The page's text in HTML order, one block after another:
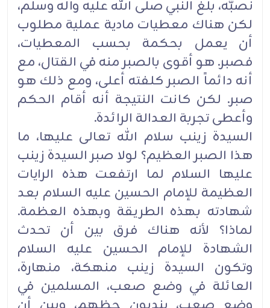
نصبّه، بلغ النبي صلى الله عليه وآله وسلم،
لكن هناك معطيات مادية عملية مطلوب
أن يعمل بحكمة بحسب المعطيات،
فصبر. هو أقوى بالصبر منه في القتال، مع
أنه دائماً الصبر كلفته أعلى، ومع ذلك هو
صبر. لكن كانت النتيجة أنه أقام الحكم
وأعطى تجربة العدالة الرائدة.
السيدة زينب سلام الله تعالى عليها، ما
هذا الصبر العظيم؟ لولا صبر السيدة زينب
عليها السلام لما ارتفعت هذه الرايات
العظيمة للإمام الحسين عليه السلام بعد
شهادته بهذه الطريقة وبهذه العظمة.
لماذا؟ لأنه هناك فرق بين أن تحدث
الشهادة للإمام الحسين عليه السلام
وتكون السيدة زينب منهكة، منهارة،
العائلة في وضع صعب، المسلمين في